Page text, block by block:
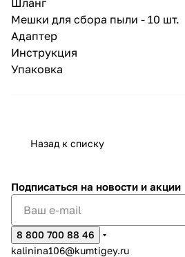
Шланг
Мешки для сбора пыли - 10 шт.
Адаптер
Инструкция
Упаковка
Назад к списку
Подписаться на новости и акции
8 800 700 88 46
kalinina106@kumtigey.ru